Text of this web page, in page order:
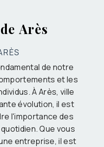
Arès
de notre
et les
À Arès, ville
évolution, il est
l'importance des
Que vous
entreprise, il est